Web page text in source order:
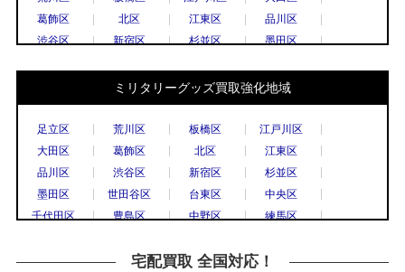
葛飾区
北区 江東区
品川区
渋谷区
新宿区 杉並区
墨田区
中野区 練馬区
文京区
港区
目黒区 国立市
小金井市
国分寺市
小平市 立川市
調布市
西東京市
八王子市 東村山市
日野市
府中市
三鷹市 武蔵野市
上尾市
春日部市
久喜市 熊谷市
越谷市
秩父市
所沢市 戸田市
新座市
鎌倉市 川崎市
相模原市
ミリタリーグッズ買取強化地域
足立区 荒川区 板橋区
江戸川区
大田区
葛飾区 北区
江東区
品川区
渋谷区 新宿区
杉並区
墨田区
世田谷区 台東区
中央区
千代田区
豊島区 中野区
練馬区
横浜市
川崎市 川口市
越谷市
宅配買取 全国対応！